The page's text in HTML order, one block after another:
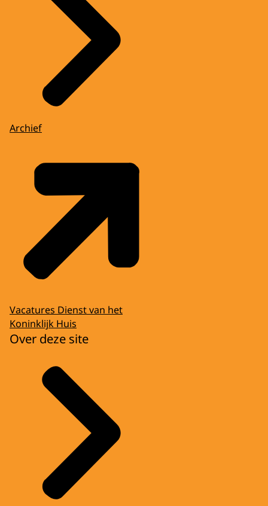
Archief
Vacatures Dienst van het
Koninklijk Huis
Over deze site